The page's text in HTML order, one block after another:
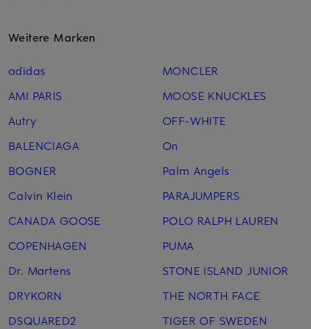
Weitere Marken
adidas
AMI PARIS
Autry
BALENCIAGA
BOGNER
Calvin Klein
CANADA GOOSE
COPENHAGEN
Dr. Martens
DRYKORN
DSQUARED2
MONCLER
MOOSE KNUCKLES
OFF-WHITE
On
Palm Angels
PARAJUMPERS
POLO RALPH LAUREN
PUMA
STONE ISLAND JUNIOR
THE NORTH FACE
TIGER OF SWEDEN